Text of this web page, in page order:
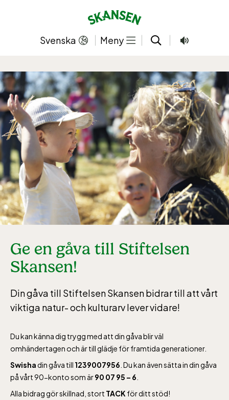
Svenska Meny
Ge en gåva till Stiftelsen
Skansen!
Din gåva till Stiftelsen Skansen bidrar till att vårt
viktiga natur- och kulturarv lever vidare!
Du kan känna dig trygg med att din gåva blir väl
omhändertagen och är till glädje för framtida generationer.
Swishadin gåva till 1239007956 . Du kan även sätta in din gåva
på vårt 90-konto som är90 07 95 – 6
Alla bidrag gör skillnad, stort TACK för ditt stöd!